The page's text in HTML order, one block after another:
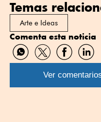
Temas
Arte e Ideas
Comenta esta noticia
Compartir
por
WhatsApp
Compartir
por
Twitter
Compartir
por
Facebook
por
Ver